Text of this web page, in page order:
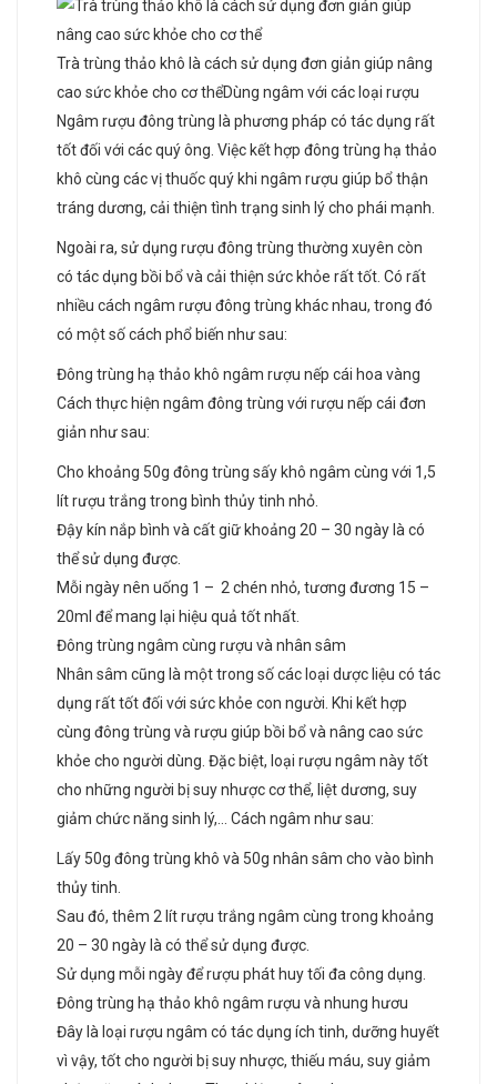
Trà trùng thảo khô là cách sử dụng đơn giản giúp nâng
cao sức khỏe cho cơ thểDùng ngâm với các loại rượu
Ngâm rượu đông trùng là phương pháp có tác dụng rất
tốt đối với các quý ông. Việc kết hợp đông trùng hạ thảo
khô cùng các vị thuốc quý khi ngâm rượu giúp bổ thận
tráng dương, cải thiện tình trạng sinh lý cho phái mạnh.
Ngoài ra, sử dụng rượu đông trùng thường xuyên còn
có tác dụng bồi bổ và cải thiện sức khỏe rất tốt. Có rất
nhiều cách ngâm rượu đông trùng khác nhau, trong đó
có một số cách phổ biến như sau:
Đông trùng hạ thảo khô ngâm rượu nếp cái hoa vàng
Cách thực hiện ngâm đông trùng với rượu nếp cái đơn
giản như sau:
Cho khoảng 50g đông trùng sấy khô ngâm cùng với 1,5
lít rượu trắng trong bình thủy tinh nhỏ.
Đậy kín nắp bình và cất giữ khoảng 20 – 30 ngày là có
thể sử dụng được.
Mỗi ngày nên uống 1 – 2 chén nhỏ, tương đương 15 –
20ml để mang lại hiệu quả tốt nhất.
Đông trùng ngâm cùng rượu và nhân sâm
Nhân sâm cũng là một trong số các loại dược liệu có tác
dụng rất tốt đối với sức khỏe con người. Khi kết hợp
cùng đông trùng và rượu giúp bồi bổ và nâng cao sức
khỏe cho người dùng. Đặc biệt, loại rượu ngâm này tốt
cho những người bị suy nhược cơ thể, liệt dương, suy
giảm chức năng sinh lý,… Cách ngâm như sau:
Lấy 50g đông trùng khô và 50g nhân sâm cho vào bình
thủy tinh.
Sau đó, thêm 2 lít rượu trắng ngâm cùng trong khoảng
20 – 30 ngày là có thể sử dụng được.
Sử dụng mỗi ngày để rượu phát huy tối đa công dụng.
Đông trùng hạ thảo khô ngâm rượu và nhung hươu
Đây là loại rượu ngâm có tác dụng ích tinh, dưỡng huyết
vì vậy, tốt cho người bị suy nhược, thiếu máu, suy giảm